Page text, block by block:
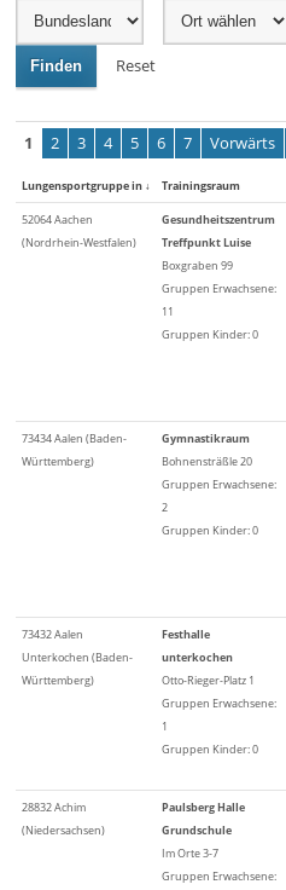
Finden Reset
1 2 3 4 5 6 7 Vorwärts
Lungensportgruppe in ↓ Trainingsraum
52064 Aachen
(Nordrhein-Westfalen)
Gesundheitszentrum
Treffpunkt Luise
Boxgraben 99
Gruppen Erwachsene:
11
Gruppen Kinder: 0
73434 Aalen (Baden-
Württemberg)
Gymnastikraum
Bohnensträßle 20
Gruppen Erwachsene:
2
Gruppen Kinder: 0
73432 Aalen
Unterkochen (Baden-
Württemberg)
Festhalle
unterkochen
Otto-Rieger-Platz 1
Gruppen Erwachsene:
1
Gruppen Kinder: 0
28832 Achim
(Niedersachsen)
Paulsberg Halle
Grundschule
Im Orte 3-7
Gruppen Erwachsene: